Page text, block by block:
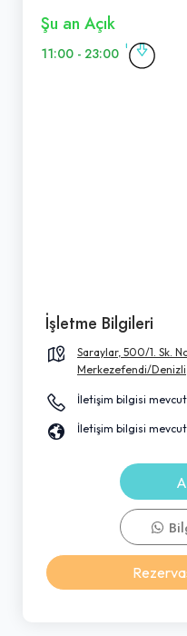
Şu an Açık
11:00 - 23:00
İşletme Bilgileri
Saraylar, 500/1. Sk.
Merkezefendi/
İletişim bilgisi mevcut
İletişim bilgisi mevcut